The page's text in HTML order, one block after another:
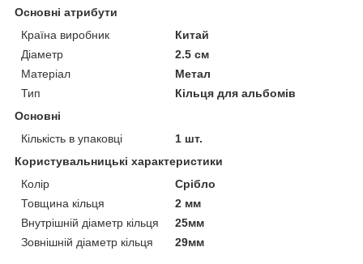
Основні атрибути
Країна виробник
Китай
Діаметр
2.5 см
Матеріал
Метал
Тип
Кільця для альбомів
Основні
Кількість в упаковці
1 шт.
Користувальницькі характеристики
Колір
Срібло
Товщина кільця
2 мм
Внутрішній діаметр кільця
25мм
Зовнішній діаметр кільця
29мм